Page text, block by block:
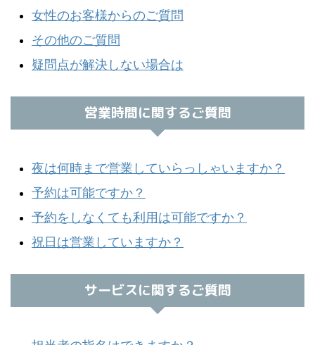
女性のお客様からのご質問
その他のご質問
疑問点が解決しない場合は
営業時間に関するご質問
夜は何時まで営業していらっしゃいますか？
予約は可能ですか？
予約をしなくても利用は可能ですか？
祝日は営業していますか？
サービスに関するご質問